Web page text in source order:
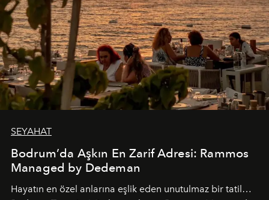
SEYAHAT
Bodrum’da Aşkın En Zarif Adresi: Rammos
Managed by Dedeman
Hayatın en özel anlarına eşlik eden unutulmaz bir tatil…